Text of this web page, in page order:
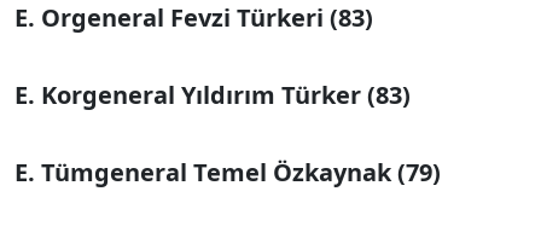
E. Orgeneral Fevzi Türkeri (83)
E. Korgeneral Yıldırım Türker (83)
E. Tümgeneral Temel Özkaynak (79)